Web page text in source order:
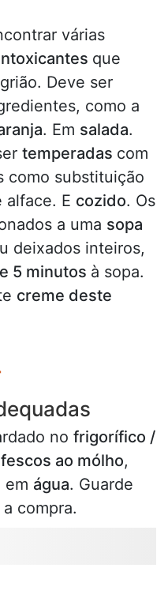
várias
que
Deve ser
como a
. Em salada.
temperadas com
como substituição
alface. E cozido. Os
a uma sopa
deixados inteiros,
5 minutos à sopa.
creme deste
no frigorífico /
fescos ao mólho,
em água. Guarde
compra.